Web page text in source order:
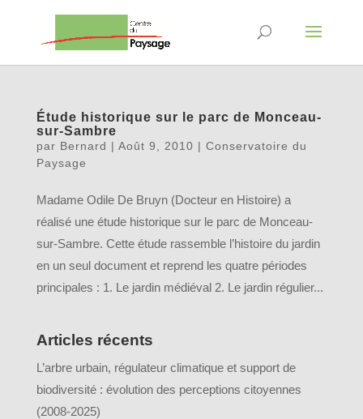
Étude historique sur le parc de Monceau-
sur-Sambre
par Bernard | Août 9, 2010 | Conservatoire du
Paysage
Madame Odile De Bruyn (Docteur en Histoire) a
réalisé une étude historique sur le parc de Monceau-
sur-Sambre. Cette étude rassemble l’histoire du jardin
en un seul document et reprend les quatre périodes
principales : 1. Le jardin médiéval 2. Le jardin régulier...
Articles récents
L’arbre urbain, régulateur climatique et support de
biodiversité : évolution des perceptions citoyennes
(2008-2025)